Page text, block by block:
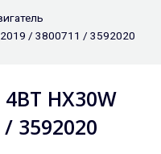
/ 3800711 / 3592020
HX30W
3592020